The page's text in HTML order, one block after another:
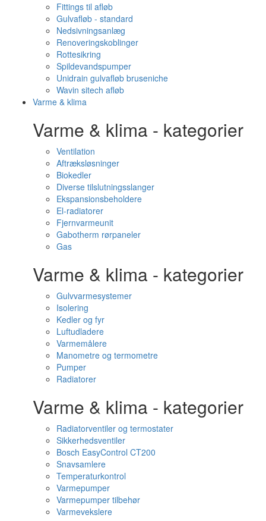
Fittings til afløb
Gulvafløb - standard
Nedsivningsanlæg
Renoveringskoblinger
Rottesikring
Spildevandspumper
Unidrain gulvafløb bruseniche
Wavin sitech afløb
Varme & klima
Varme & klima - kategorier
Ventilation
Aftræksløsninger
Biokedler
Diverse tilslutningsslanger
Ekspansionsbeholdere
El-radiatorer
Fjernvarmeunit
Gabotherm rørpaneler
Gas
Varme & klima - kategorier
Gulvvarmesystemer
Isolering
Kedler og fyr
Luftudladere
Varmemålere
Manometre og termometre
Pumper
Radiatorer
Varme & klima - kategorier
Radiatorventiler og termostater
Sikkerhedsventiler
Bosch EasyControl CT200
Snavsamlere
Temperaturkontrol
Varmepumper
Varmepumper tilbehør
Varmevekslere